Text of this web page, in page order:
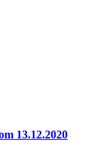
13.12.2020